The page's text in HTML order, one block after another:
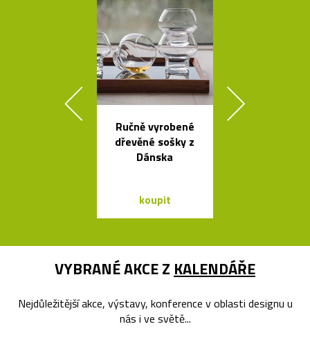
Ručně vyrobené
dřevěné sošky z
Dánska
koupit
VYBRANÉ AKCE Z KALENDÁŘE
Nejdůležitější akce, výstavy, konference v oblasti designu u
nás i ve světě...